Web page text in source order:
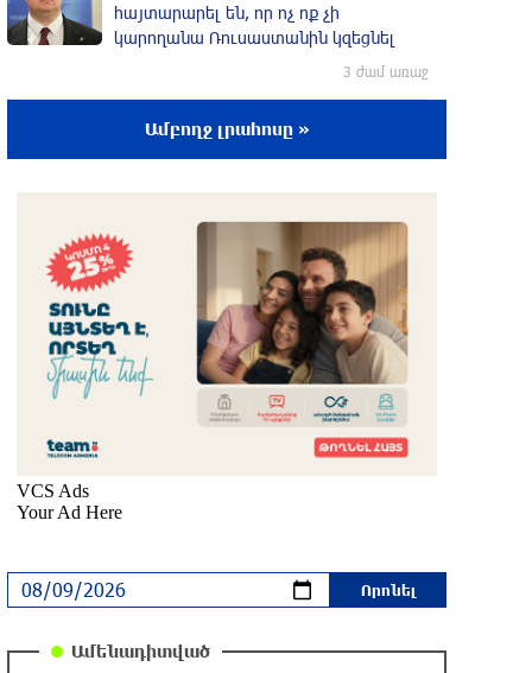
հայտարարել են, որ ոչ ոք չի
կարողանա Ռուսաստանին կզեցնել
3 ժամ առաջ
Ֆիդան. Թուրքիան աջակցում է դեպի
կայուն խաղաղություն Հայաստանի և
Սևանա լճում հեծանիվ-նավակը շրջվել
է. քաղաքացիներին օգնության են
հասել փրկարարները
3 ժամ առաջ
Պետդեպարտամենտը Կիևին
տեղեկացրել է Թուրքիայից ամերիկյան
զենքի հնարավոր փոխանցման մասին
Սուրբ Աստվածածնի վերափոխման
տոնին նախորդող պահքի
Ամբողջ լրահոսը »
Ամենադիտված